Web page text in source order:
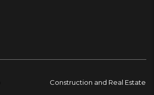
Construction and Real Estate